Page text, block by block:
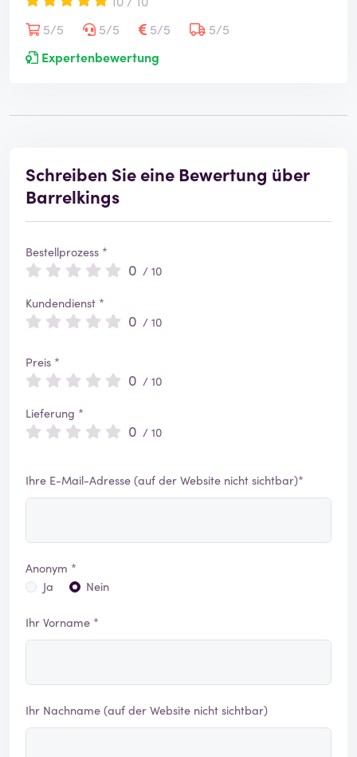
5/5
5/5 5/5
5/5
Expertenbewertung
Schreiben Sie eine Bewertung über
Barrelkings
Bestellprozess *
0 / 10
Kundendienst *
0 / 10
Preis *
0 / 10
Lieferung *
0 / 10
Ihre E-Mail-Adresse (auf der Website nicht sichtbar)*
Anonym *
Ja
Nein
Ihr Vorname *
Ihr Nachname (auf der Website nicht sichtbar)